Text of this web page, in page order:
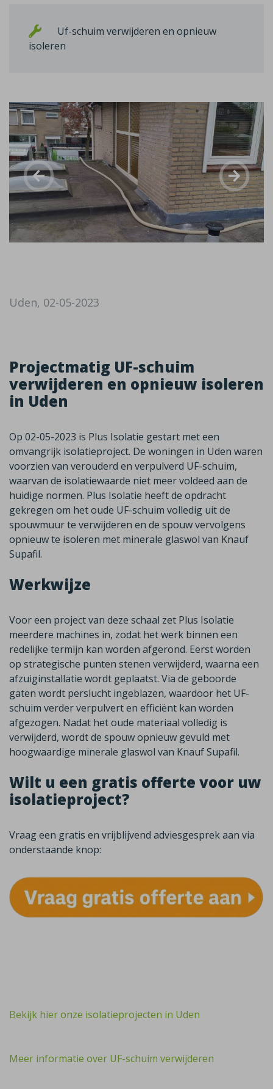
Uf-schuim verwijderen en opnieuw
isoleren
Uden, 02-05-2023
Projectmatig UF-schuim
verwijderen en opnieuw isoleren
in Uden
Op 02-05-2023 is Plus Isolatie gestart met een
omvangrijk isolatieproject. De woningen in Uden waren
voorzien van verouderd en verpulverd UF-schuim,
waarvan de isolatiewaarde niet meer voldeed aan de
huidige normen. Plus Isolatie heeft de opdracht
gekregen om het oude UF-schuim volledig uit de
spouwmuur te verwijderen en de spouw vervolgens
opnieuw te isoleren met minerale glaswol van Knauf
Supafil.
Werkwijze
Voor een project van deze schaal zet Plus Isolatie
meerdere machines in, zodat het werk binnen een
redelijke termijn kan worden afgerond. Eerst worden
op strategische punten stenen verwijderd, waarna een
afzuiginstallatie wordt geplaatst. Via de geboorde
gaten wordt perslucht ingeblazen, waardoor het UF-
schuim verder verpulvert en efficiënt kan worden
afgezogen. Nadat het oude materiaal volledig is
verwijderd, wordt de spouw opnieuw gevuld met
hoogwaardige minerale glaswol van Knauf Supafil.
Wilt u een gratis offerte voor uw
isolatieproject?
Vraag een gratis en vrijblijvend adviesgesprek aan via
onderstaande knop:
Bekijk hier onze isolatieprojecten in Uden
Meer informatie over UF-schuim verwijderen